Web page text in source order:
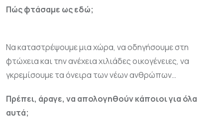
Πώς φτάσαμε ως εδώ;
Να καταστρέψουμε μια χώρα, να οδηγήσουμε στη
φτώχεια και την ανέχεια χιλιάδες οικογένειες, να
γκρεμίσουμε τα όνειρα των νέων ανθρώπων…
Πρέπει, άραγε, να απολογηθούν κάποιοι για όλα
αυτά;